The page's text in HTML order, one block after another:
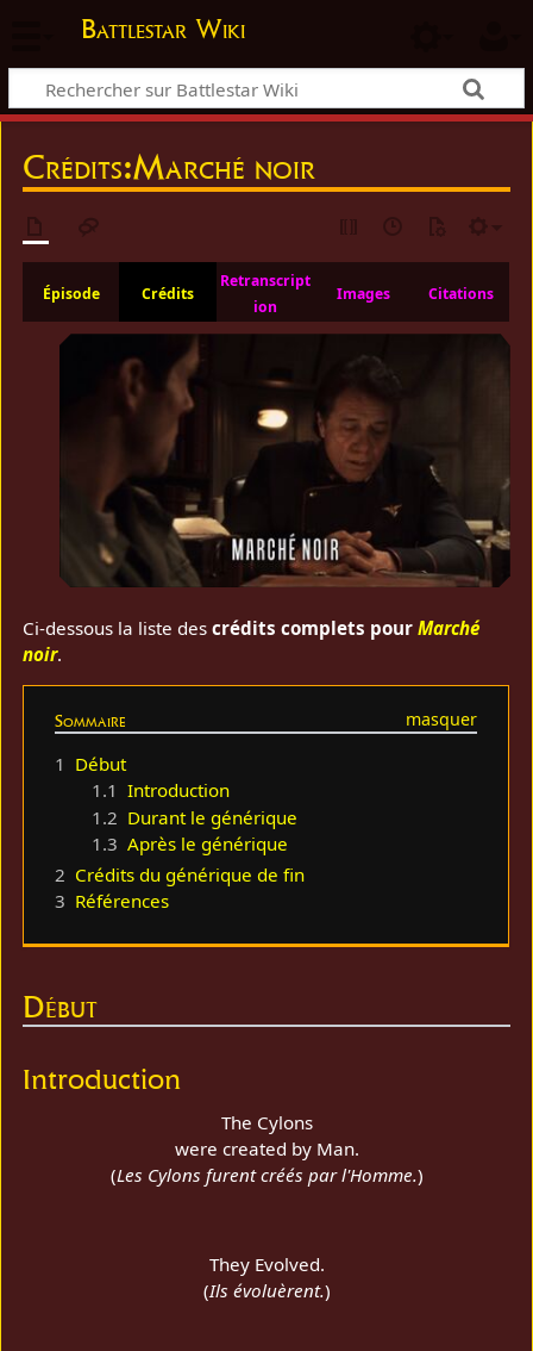
Battlestar Wiki
Crédits:Marché noir
Épisode Crédits
Retranscript
ion
Images Citations
Ci-dessous la liste descrédits complets pourMarché
noir.
Sommaire
1 Début
1.1 Introduction
1.2 Durant le générique
1.3 Après le générique
2 Crédits du générique de fin
3 Références
Début
Introduction
The Cylons
were created by Man.
(Les Cylons furent créés par l'Homme.)
They Evolved.
(Ils évoluèrent.)